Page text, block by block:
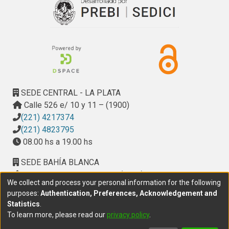
SEDE CENTRAL - LA PLATA
Calle 526 e/ 10 y 11 – (1900)
(221) 4217374
(221) 4823795
08.00 hs a 19.00 hs
SEDE BAHÍA BLANCA
Calle Ciudad de Cali 320 – (8000). Universidad
Provincial del Sudoeste (UPSO)
(291) 459 2550, interno 147
10.00 h a 14.00 h
We collect and process your personal information for the following
purposes: Authentication, Preferences, Acknowledgement and
Statistics
To learn more, please read ourprivacy policy.